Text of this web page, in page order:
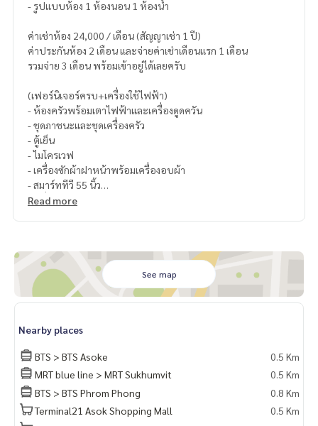
- รูปแบบห้อง 1 ห้องนอน 1 ห้องน้ำ
ค่าเช่าห้อง 24,000 / เดือน (สัญญาเช่า 1 ปี)
ค่าประกันห้อง 2 เดือน และจ่ายค่าเช่าเดือนแรก 1 เดือน
รวมจ่าย 3 เดือน พร้อมเข้าอยู่ได้เลยครับ
(เฟอร์นิเจอร์ครบ+เครื่องใช้ไฟฟ้า)
- ห้องครัวพร้อมเตาไฟฟ้าและเครื่องดูดควัน
- ชุดภาชนะและชุดเครื่องครัว
- ตู้เย็น
- ไมโครเวฟ
- เครื่องซักผ้าฝาหน้าพร้อมเครื่องอบผ้า
- สมาร์ททีวี 55 นิ้ว
- เครื่องทำน้ำอุ่น
Read more
See map
Nearby places
BTS > BTS Asoke
0.5 Km
MRT blue line > MRT Sukhumvit
0.5 Km
BTS > BTS Phrom Phong
0.8 Km
Terminal21 Asok Shopping Mall
0.5 Km